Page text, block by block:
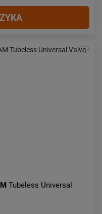
Tubeless Universal